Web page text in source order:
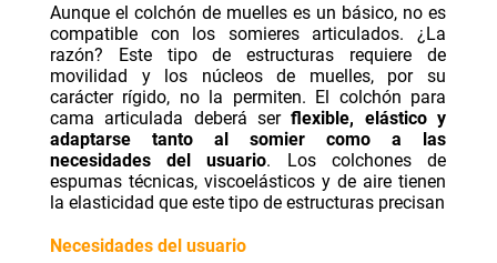
Aunque el colchón de muelles es un básico, no es
compatible con los somieres articulados. ¿La
razón? Este tipo de estructuras requiere de
movilidad y los núcleos de muelles, por su
carácter rígido, no la permiten. El colchón para
cama articulada deberá serflexible, elástico y
adaptarse tanto al somier como a las
necesidades del usuario. Los colchones de
espumas técnicas, viscoelásticos y de aire tienen
la elasticidad que este tipo de estructuras precisan
Necesidades del usuario